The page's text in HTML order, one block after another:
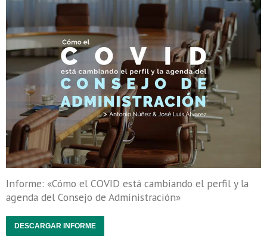
Informe: «Cómo el COVID está cambiando el perfil y la
agenda del Consejo de Administración»
DESCARGAR INFORME